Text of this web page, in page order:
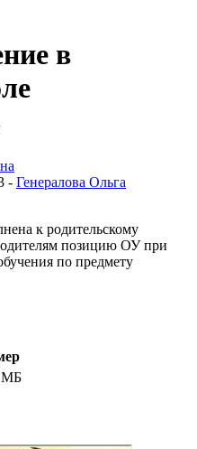
в
- Генералова Ольга
к родительскому
позицию ОУ при
по предмету
МБ